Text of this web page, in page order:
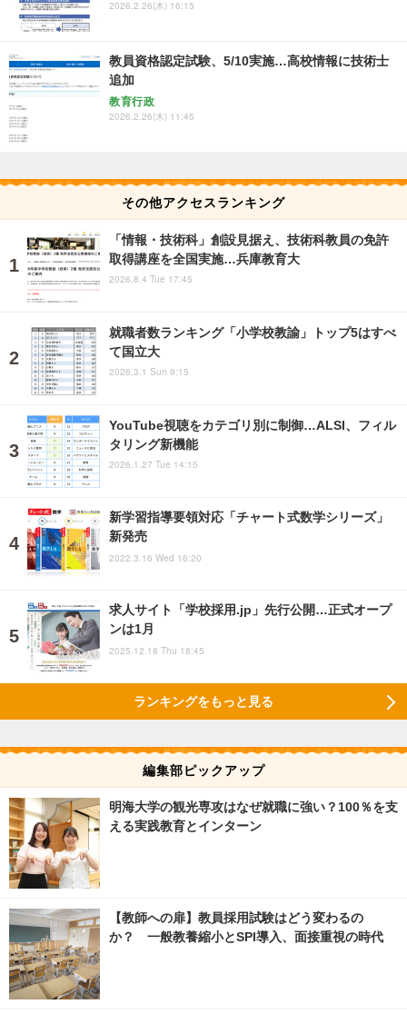
2026.2.26(木) 16:15
教員資格認定試験、5/10実施…高校情報に技術士
追加
教育行政
2026.2.26(木) 11:45
その他アクセスランキング
「情報・技術科」創設見据え、技術科教員の免許
取得講座を全国実施…兵庫教育大
2026.8.4 Tue 17:45
就職者数ランキング「小学校教諭」トップ5はすべ
て国立大
2026.3.1 Sun 9:15
YouTube視聴をカテゴリ別に制御…ALSI、フィル
タリング新機能
2026.1.27 Tue 14:15
新学習指導要領対応「チャート式数学シリーズ」
新発売
2022.3.16 Wed 16:20
求人サイト「学校採用.jp」先行公開…正式オープ
ンは1月
2025.12.18 Thu 18:45
ランキングをもっと見る
編集部ピックアップ
明海大学の観光専攻はなぜ就職に強い？100％を支
える実践教育とインターン
【教師への扉】教員採用試験はどう変わるの
か？ 一般教養縮小とSPI導入、面接重視の時代